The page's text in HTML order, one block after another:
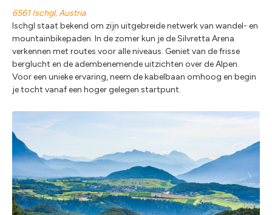
6561 Ischgl, Austria
Ischgl staat bekend om zijn uitgebreide netwerk van wandel- en
mountainbikepaden. In de zomer kun je de Silvretta Arena
verkennen met routes voor alle niveaus. Geniet van de frisse
berglucht en de adembenemende uitzichten over de Alpen.
Voor een unieke ervaring, neem de kabelbaan omhoog en begin
je tocht vanaf een hoger gelegen startpunt.